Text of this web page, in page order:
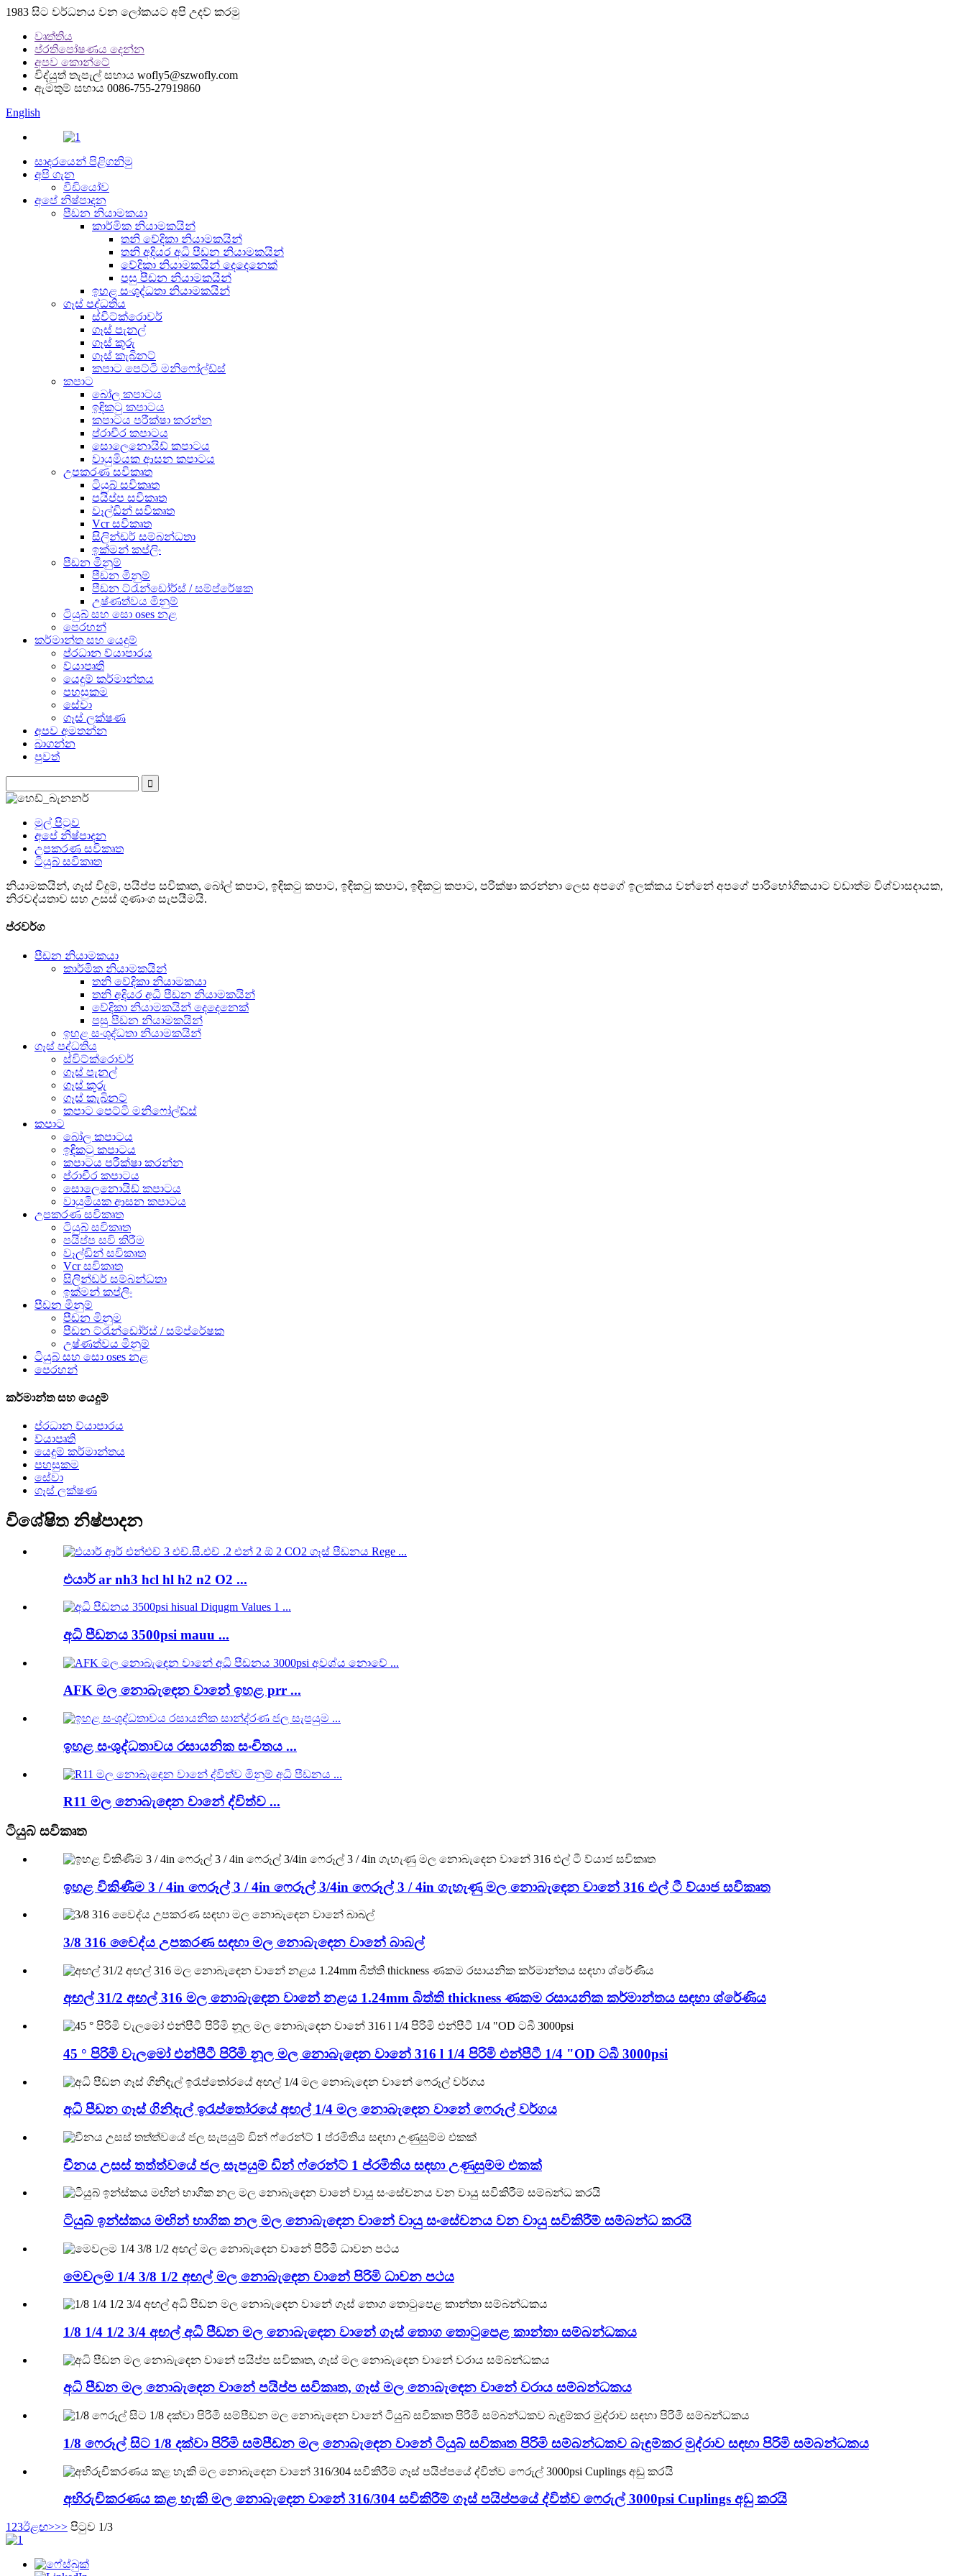
1983 සිට වර්ධනය වන ලෝකයට අපි උදව් කරමු
වෘත්තිය
ප්රතිපෝෂණය දෙන්න
අපව කොන්ටේ
විද්යුත් තැපැල් සහාය wofly5@szwofly.com
ඇමතුම් සහාය 0086-755-27919860
English
සාදරයෙන් පිළිගනිමු
අපි ගැන
වීඩියෝව
අපේ නිෂ්පාදන
පීඩන නියාමකයා
කාර්මික නියාමකයින්
තනි වේදිකා නියාමකයින්
තනි අදියර අධි පීඩන නියාමකයින්
වේදිකා නියාමකයින් දෙදෙනෙක්
පසු පීඩන නියාමකයින්
ඉහළ සංශුද්ධතා නියාමකයින්
ගෑස් පද්ධතිය
ස්විට්ක්රොවර්
ගෑස් පැනල්
ගෑස් කූරු
ගෑස් කැබිනට්
කපාට පෙට්ටි මනිෆෝල්ඩ්ස්
කපාට
බෝල කපාටය
ඉඳිකටු කපාටය
කපාටය පරීක්ෂා කරන්න
ප්රාචීර කපාටය
සොලෙනොයිඩ් කපාටය
වායුමියක ආසන කපාටය
උපකරණ සවිකෘත
ටියුබ් සවිකෘත
පයිප්ප සවිකෘත
වෑල්ඩින් සවිකෘත
Vcr සවිකෘත
සිලින්ඩර් සම්බන්ධතා
ඉක්මන් කප්ලිං
පීඩන මිනුම්
පීඩන මිනුම්
පීඩන ට්රැන්ඩෝර්ස් / සම්ප්රේෂක
උෂ්ණත්වය මිනුම්
ටියුබ් සහ සො oses නළ
පෙරහන්
කර්මාන්ත සහ යෙදුම්
ප්රධාන ව්යාපාරය
ව්යාපෘති
යෙදුම් කර්මාන්තය
පහසුකම
සේවා
ගෑස් ලක්ෂණ
අපව අමතන්න
බාගන්න
පුවත්
මුල් පිටුව
අපේ නිෂ්පාදන
උපකරණ සවිකෘත
ටියුබ් සවිකෘත
නියාමකයින්, ගෑස් විදුම්, පයිප්ප සවිකෘත, බෝල් කපාට, ඉඳිකටු කපාට, ඉඳිකටු කපාට, ඉඳිකටු කපාට, පරීක්ෂා කරන්නා ලෙස අපගේ ඉලක්කය වන්නේ අපගේ පාරිභෝගිකයාට වඩාත්ම විශ්වාසදායක,
නිරවද්යතාව සහ උසස් ගුණාංග සැපයීමයි.
ප්රවර්ග
පීඩන නියාමකයා
කාර්මික නියාමකයින්
තනි වේදිකා නියාමකයා
තනි අදියර අධි පීඩන නියාමකයින්
වේදිකා නියාමකයින් දෙදෙනෙක්
පසු පීඩන නියාමකයින්
ඉහළ සංශුද්ධතා නියාමකයින්
ගෑස් පද්ධතිය
ස්විට්ක්රොවර්
ගෑස් පැනල්
ගෑස් කූරු
ගෑස් කැබිනට්
කපාට පෙට්ටි මනිෆෝල්ඩ්ස්
කපාට
බෝල කපාටය
ඉඳිකටු කපාටය
කපාටය පරීක්ෂා කරන්න
ප්රාචීර කපාටය
සොලෙනොයිඩ් කපාටය
වායුමියක ආසන කපාටය
උපකරණ සවිකෘත
ටියුබ් සවිකෘත
පයිප්ප සවි කිරීම
වෑල්ඩින් සවිකෘත
Vcr සවිකෘත
සිලින්ඩර් සම්බන්ධතා
ඉක්මන් කප්ලිං
පීඩන මිනුම්
පීඩන මිනුම
පීඩන ට්රැන්ඩෝර්ස් / සම්ප්රේෂක
උෂ්ණත්වය මිනුම්
ටියුබ් සහ සො oses නළ
පෙරහන්
කර්මාන්ත සහ යෙදුම්
ප්රධාන ව්යාපාරය
ව්යාපෘති
යෙදුම් කර්මාන්තය
පහසුකම
සේවා
ගෑස් ලක්ෂණ
විශේෂිත නිෂ්පාදන
එයාර් ar nh3 hcl hl h2 n2 O2 ...
අධි පීඩනය 3500psi mauu ...
AFK මල නොබැඳෙන වානේ ඉහළ prr ...
ඉහළ සංශුද්ධතාවය රසායනික සංචිතය ...
R11 මල නොබැඳෙන වානේ ද්විත්ව ...
ටියුබ් සවිකෘත
ඉහළ විකිණීම 3 / 4in ෆෙරූල් 3 / 4in ෆෙරූල් 3/4in ෆෙරූල් 3 / 4in ගැහැණු මල නොබැඳෙන වානේ 316 එල් ටී ව්යාජ සවිකෘත
3/8 316 වෛද්ය උපකරණ සඳහා මල නොබැඳෙන වානේ බාබල්
අඟල් 31/2 අඟල් 316 මල නොබැඳෙන වානේ නළය 1.24mm බිත්ති thickness ණකම රසායනික කර්මාන්තය සඳහා ශ්රේණිය
45 ° පිරිමි වැලමෝ එන්පීටී පිරිමි නූල මල නොබැඳෙන වානේ 316 l 1/4 පිරිමි එන්පීටී 1/4 "OD ටබී 3000psi
අධි පීඩන ගෑස් ගිනිදැල් ඉරැප්තෝරයේ අඟල් 1/4 මල නොබැඳෙන වානේ ෆෙරූල් වර්ගය
චීනය උසස් තත්ත්වයේ ජල සැපයුම් ඩින් ෆ්රෙන්ට් 1 ප්රමිතිය සඳහා උණුසුම්ම එකක්
ටියුබ් ඉන්ස්කය මඟින් භාගික නල මල නොබැඳෙන වානේ වායු සංසේචනය වන වායු සවිකිරීම් සම්බන්ධ කරයි
මෙවලම 1/4 3/8 1/2 අඟල් මල නොබැඳෙන වානේ පිරිමි ධාවන පථය
1/8 1/4 1/2 3/4 අඟල් අධි පීඩන මල නොබැඳෙන වානේ ගෑස් තොග තොටුපෙළ කාන්තා සම්බන්ධකය
අධි පීඩන මල නොබැඳෙන වානේ පයිප්ප සවිකෘත, ගෑස් මල නොබැඳෙන වානේ වරාය සම්බන්ධකය
1/8 ෆෙරූල් සිට 1/8 දක්වා පිරිමි සම්පීඩන මල නොබැඳෙන වානේ ටියුබ් සවිකෘත පිරිමි සම්බන්ධකව බැඳුම්කර මුද්රාව සඳහා පිරිමි සම්බන්ධකය
අභිරුචිකරණය කළ හැකි මල නොබැඳෙන වානේ 316/304 සවිකිරීම් ගෑස් පයිප්පයේ ද්විත්ව ෆෙරුල් 3000psi Cuplings අඩු කරයි
1 23ඊළඟ>>> පිටුව 1/3